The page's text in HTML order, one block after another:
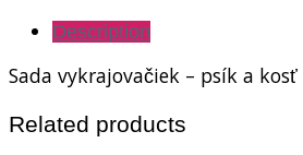
Description
Sada vykrajovačiek – psík a kosť
Related products